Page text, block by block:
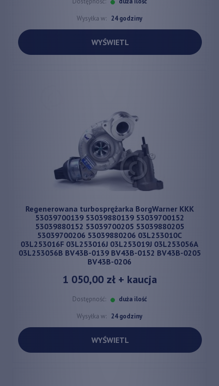
Wysyłka w: 24 godziny
WYŚWIETL
Regenerowana turbosprężarka BorgWarner KKK
53039700139 53039880139 53039700152
53039880152 53039700205 53039880205
53039700206 53039880206 03L253010C
03L253016F 03L253016J 03L253019J 03L253056A
03L253056B BV43B-0139 BV43B-0152 BV43B-0205
BV43B-0206
1 050,00 zł+ kaucja
Dostępność: duża ilość
Wysyłka w: 24 godziny
WYŚWIETL